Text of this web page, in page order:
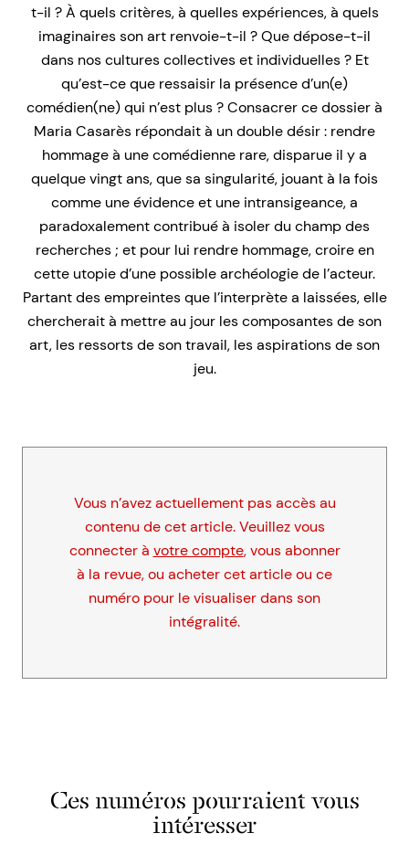
t-il ? À quels critères, à quelles expériences, à quels
imaginaires son art renvoie-t-il ? Que dépose-t-il
dans nos cultures collectives et individuelles ? Et
qu’est-ce que ressaisir la présence d’un(e)
comédien(ne) qui n’est plus ? Consacrer ce dossier à
Maria Casarès répondait à un double désir : rendre
hommage à une comédienne rare, disparue il y a
quelque vingt ans, que sa singularité, jouant à la fois
comme une évidence et une intransigeance, a
paradoxalement contribué à isoler du champ des
recherches ; et pour lui rendre hommage, croire en
cette utopie d’une possible archéologie de l’acteur.
Partant des empreintes que l’interprète a laissées, elle
chercherait à mettre au jour les composantes de son
art, les ressorts de son travail, les aspirations de son
jeu.
Vous n’avez actuellement pas accès au
contenu de cet article. Veuillez vous
connecter à votre compte, vous abonner
à la revue, ou acheter cet article ou ce
numéro pour le visualiser dans son
intégralité.
Ces numéros pourraient vous
intéresser